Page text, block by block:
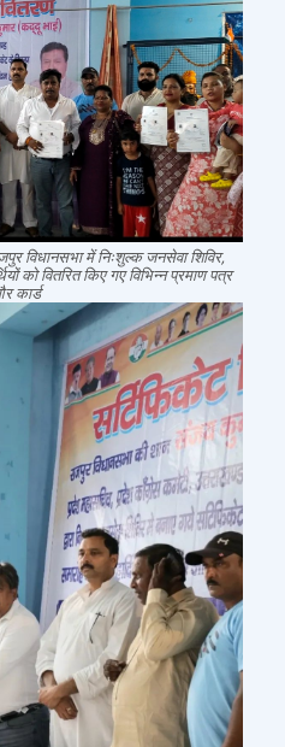
विधानसभा में निःशुल्क जनसेवा शिविर,
को वितरित किए गए विभिन्न प्रमाण पत्र
कार्ड